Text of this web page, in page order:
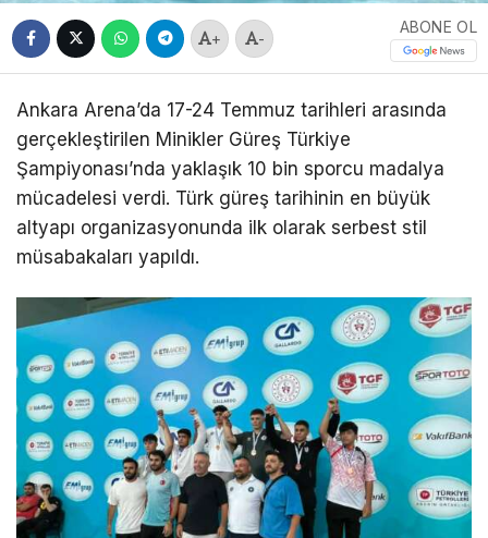
+ -
ABONE OL
Ankara Arena’da 17-24 Temmuz tarihleri arasında
gerçekleştirilen Minikler Güreş Türkiye
Şampiyonası’nda yaklaşık 10 bin sporcu madalya
mücadelesi verdi. Türk güreş tarihinin en büyük
altyapı organizasyonunda ilk olarak serbest stil
müsabakaları yapıldı.